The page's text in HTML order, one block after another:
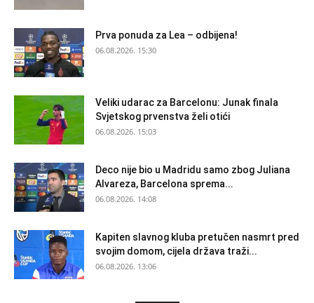
Prva ponuda za Lea – odbijena!
06.08.2026. 15:30
Veliki udarac za Barcelonu: Junak finala
Svjetskog prvenstva želi otići
06.08.2026. 15:03
Deco nije bio u Madridu samo zbog Juliana
Alvareza, Barcelona sprema...
06.08.2026. 14:08
Kapiten slavnog kluba pretučen nasmrt pred
svojim domom, cijela država traži...
06.08.2026. 13:06